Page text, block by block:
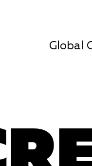
Global